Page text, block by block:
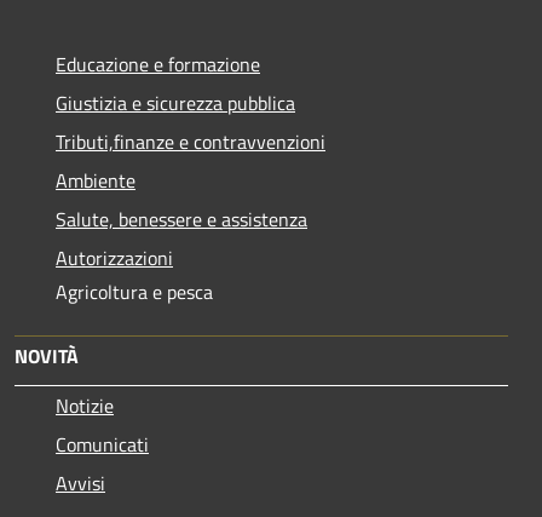
Educazione e formazione
Giustizia e sicurezza pubblica
Tributi,finanze e contravvenzioni
Ambiente
Salute, benessere e assistenza
Autorizzazioni
Agricoltura e pesca
NOVITÀ
Notizie
Comunicati
Avvisi